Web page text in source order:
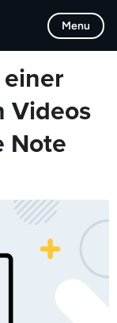
Menu
Videos
Note